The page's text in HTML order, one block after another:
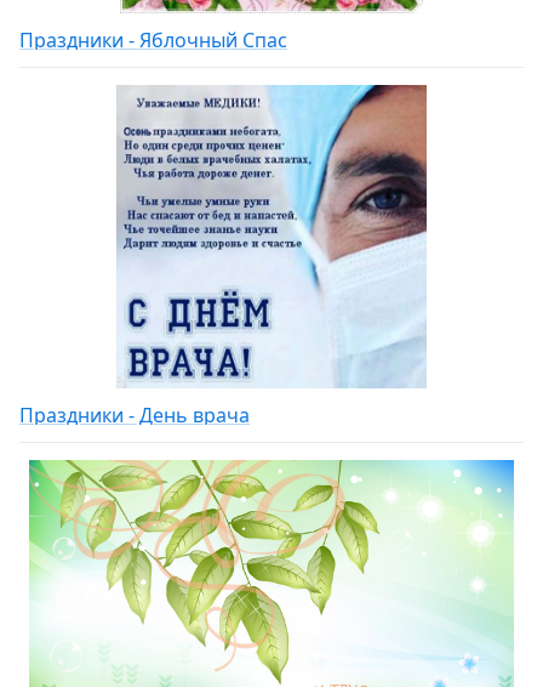
Праздники - Яблочный Спас
Праздники - День врача